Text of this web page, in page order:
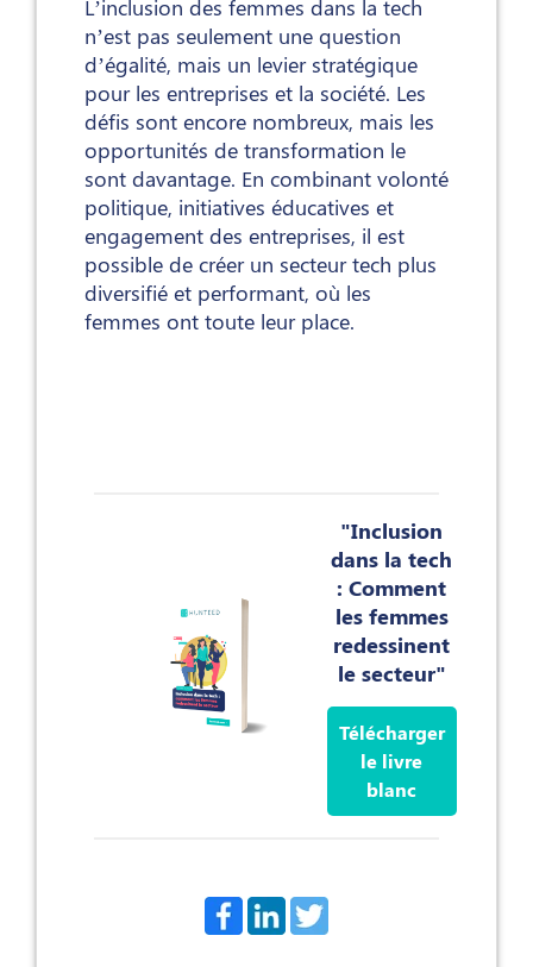
L’inclusion des femmes dans la tech
n’est pas seulement une question
d’égalité, mais un levier stratégique
pour les entreprises et la société. Les
défis sont encore nombreux, mais les
opportunités de transformation le
sont davantage. En combinant volonté
politique, initiatives éducatives et
engagement des entreprises, il est
possible de créer un secteur tech plus
diversifié et performant, où les
femmes ont toute leur place.
"Inclusion
dans la tech
: Comment
les femmes
redessinent
le secteur"
Télécharger
le livre
blanc